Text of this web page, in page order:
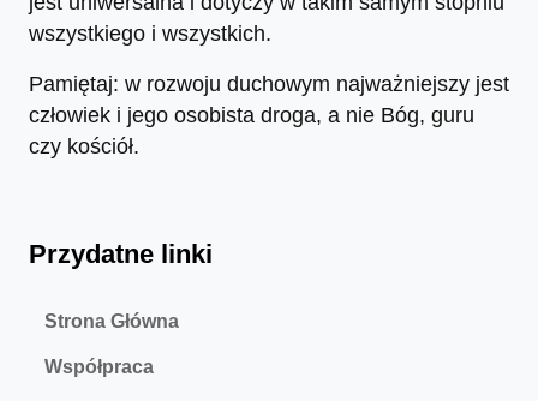
wszystkiego i wszystkich.
Pamiętaj: w rozwoju duchowym najważniejszy jest
człowiek i jego osobista droga, a nie Bóg, guru
czy kościół.
Przydatne linki
Strona Główna
Współpraca